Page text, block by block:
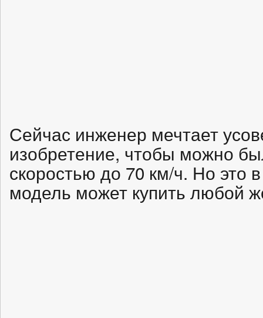
Сейчас инженер мечтает
изобретение, чтобы можно
скоростью до 70 км/ч. Но это
модель может купить любой